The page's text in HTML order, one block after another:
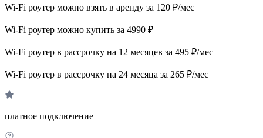
Wi-Fi роутер можно взять в аренду за 120 ₽/мес
Wi-Fi роутер можно купить за 4990 ₽
Wi-Fi роутер в рассрочку на 12 месяцев за 495 ₽/мес
Wi-Fi роутер в рассрочку на 24 месяца за 265 ₽/мес
платное подключение